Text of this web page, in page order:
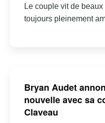
Le couple vit de
toujours pleinement
Bryan Audet
nouvelle avec sa
Claveau